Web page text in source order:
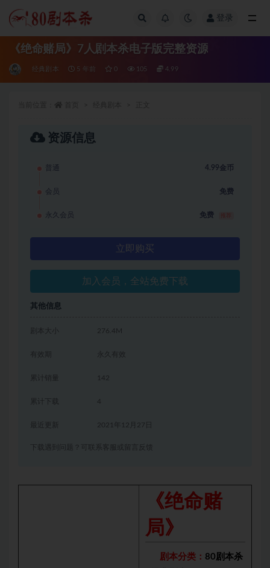
登录
《绝命赌局》7人剧本杀电子版完整资源
经典剧本 5 年前 0 105 4.99
资源信息
普通 4.99金币
会员 免费
永久会员 免费
立即购买
加入会员，全站免费下载
其他信息
剧本大小 276.4M
有效期 永久有效
累计销量 142
累计下载 4
2021年12月27日
下载遇到问题？可联系客服或留言反馈
《绝命赌
局》
剧本分类： 80剧本杀